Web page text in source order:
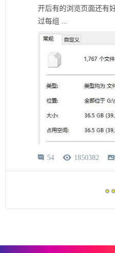
开后有的浏览页面还有
过每组 ...
 54  1850382 